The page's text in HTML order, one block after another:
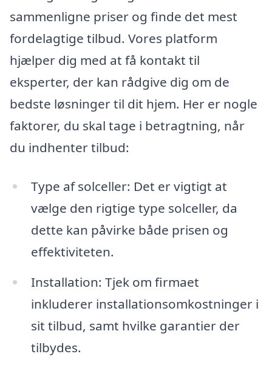
sammenligne priser og finde det mest
fordelagtige tilbud. Vores platform
hjælper dig med at få kontakt til
eksperter, der kan rådgive dig om de
bedste løsninger til dit hjem. Her er nogle
faktorer, du skal tage i betragtning, når
du indhenter tilbud:
Type af solceller: Det er vigtigt at
vælge den rigtige type solceller, da
dette kan påvirke både prisen og
effektiviteten.
Installation: Tjek om firmaet
inkluderer installationsomkostninger i
sit tilbud, samt hvilke garantier der
tilbydes.